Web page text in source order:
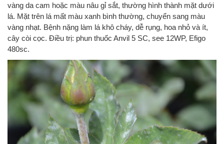
vàng da cam hoặc màu nâu gỉ sắt, thường hình thành mặt dưới
lá. Mặt trên lá mất màu xanh bình thường, chuyển sang màu
vàng nhạt. Bệnh nặng làm lá khô cháy, dễ rụng, hoa nhỏ và ít,
cây còi cọc. Điều trị: phun thuốc Anvil 5 SC, see 12WP, Efigo
480sc.